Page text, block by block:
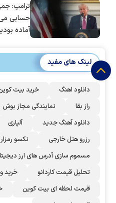
ترامپ:
حسابی
آماده
لینک های مفید
دانلود اهنگ خرید بیت
راز بقا
نمایندگی مجاز بوش
دانلود آهنگ جدید
آلپاری
رزرو هتل خارجی
نکسو
مسموم سازی آدرس های ارز
تحلیل قیمت کاردانو
خرید
قیمت لحظه ای بیت کوین